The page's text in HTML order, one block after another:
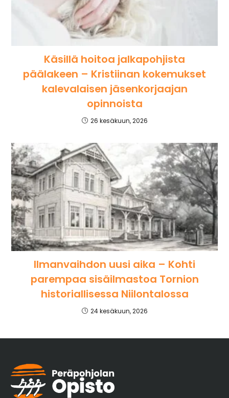
Käsillä hoitoa jalkapohjista
päälakeen – Kristiinan kokemukset
kalevalaisen jäsenkorjaajan
opinnoista
26 kesäkuun, 2026
Ilmanvaihdon uusi aika – Kohti
parempaa sisäilmastoa Tornion
historiallisessa Niilontalossa
24 kesäkuun, 2026